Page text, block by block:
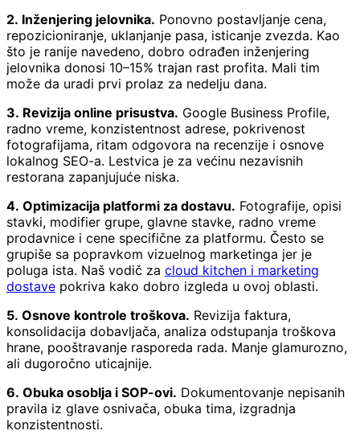
2. Inženjering jelovnika. Ponovno postavljanje cena,
repozicioniranje, uklanjanje pasa, isticanje zvezda. Kao
što je ranije navedeno, dobro odrađen inženjering
jelovnika donosi 10–15% trajan rast profita. Mali tim
može da uradi prvi prolaz za nedelju dana.
3. Revizija online prisustva. Google Business Profile,
radno vreme, konzistentnost adrese, pokrivenost
fotografijama, ritam odgovora na recenzije i osnove
lokalnog SEO-a. Lestvica je za većinu nezavisnih
restorana zapanjujuće niska.
4. Optimizacija platformi za dostavu. Fotografije, opisi
stavki, modifier grupe, glavne stavke, radno vreme
prodavnice i cene specifične za platformu. Često se
grupiše sa popravkom vizuelnog marketinga jer je
poluga ista. Naš vodič za cloud kitchen i marketing
dostave pokriva kako dobro izgleda u ovoj oblasti.
5. Osnove kontrole troškova. Revizija faktura,
konsolidacija dobavljača, analiza odstupanja troškova
hrane, pooštravanje rasporeda rada. Manje glamurozno,
ali dugoročno uticajnije.
6. Obuka osoblja i SOP-ovi. Dokumentovanje nepisanih
pravila iz glave osnivača, obuka tima, izgradnja
konzistentnosti.